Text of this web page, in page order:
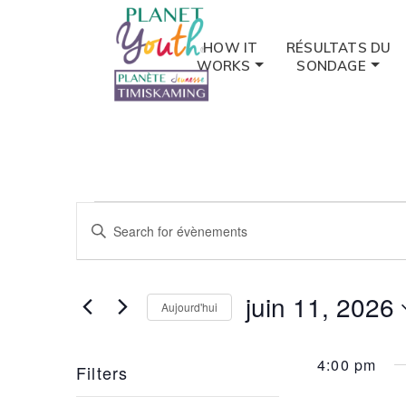
HOW IT
WORKS
RÉSULTATS DU
SONDAGE
Évènements
for
juin
11,
2026
Évènements
Search
and
Views
Navigation
Entrer
Recherche
par
mot
Aujourd'hui juin 11, 2026
Filters 4:00 pm